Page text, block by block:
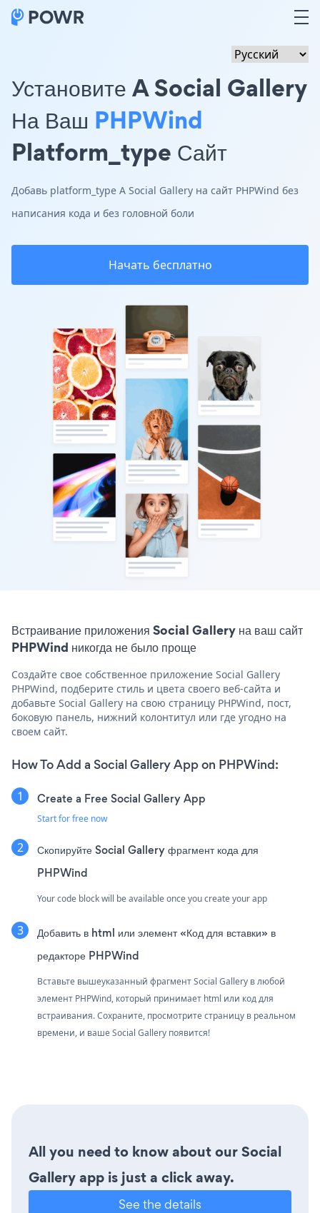
Установите A Social Gallery
На Ваш PHPWind
Platform_type Сайт
Добавь platform_type A Social Gallery на сайт PHPWind без
написания кода и без головной боли
Начать бесплатно
Встраивание приложения Social Gallery на ваш сайт
PHPWind никогда не было проще
Создайте свое собственное приложение Social Gallery
PHPWind, подберите стиль и цвета своего веб-сайта и
добавьте Social Gallery на свою страницу PHPWind, пост,
боковую панель, нижний колонтитул или где угодно на
своем сайт.
How To Add a Social Gallery App on PHPWind:
Create a Free Social Gallery App
Start for free now
Скопируйте Social Gallery фрагмент кода для
PHPWind
Your code block will be available once you create your app
Добавить в html или элемент «Код для вставки» в
редакторе PHPWind
Вставьте вышеуказанный фрагмент Social Gallery в любой
элемент PHPWind, который принимает html или код для
встраивания. Сохраните, просмотрите страницу в реальном
времени, и ваше Social Gallery появится!
All you need to know about our Social
Gallery app is just a click away.
See the details